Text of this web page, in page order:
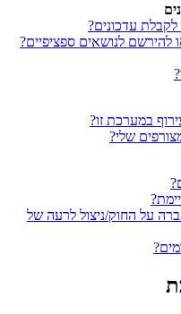
עדכונים?
להירשם לנושאים ספציפיים?
במערכת זו?
שלי?
על החוק/ניצול לרעה של